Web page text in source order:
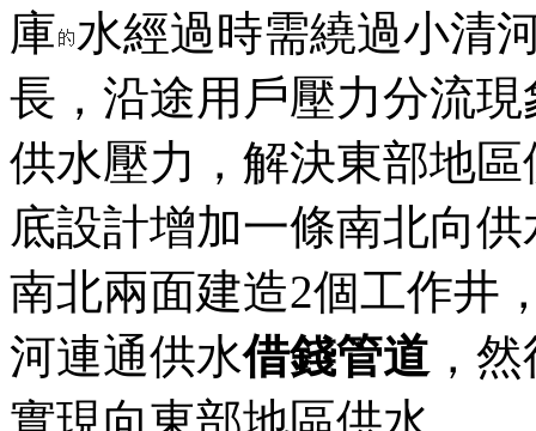
庫 水經過時需繞過小清
長，沿途用戶壓力分流
供水壓力，解決東部地
底設計增加一條南北向
南北兩面建造2個工作井
河連通供水借錢管道 ，
實現向東部地區供水。